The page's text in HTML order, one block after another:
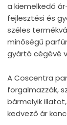
a kiemelkedő
fejlesztési és
széles
minőségű
gyártó cégévé
A Coscentra
forgalmazzák,
bármelyik
kedvező ár